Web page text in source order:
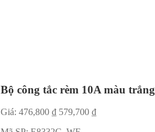
Bộ công tắc rèm 10A màu trắng
Giá: 476,800 ₫ 579,700 ₫